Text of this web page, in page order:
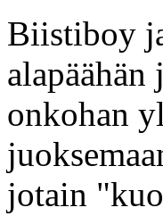
Biistiboy
onkohan
jotain